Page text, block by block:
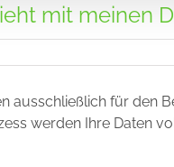
mit meinen
ausschließlich für den
werden Ihre Daten